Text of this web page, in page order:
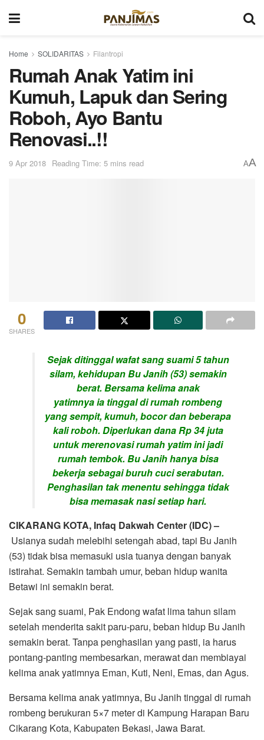
Home SOLIDARITAS Filantropi
Rumah Anak Yatim ini
Kumuh, Lapuk dan Sering
Roboh, Ayo Bantu
Renovasi..!!
9 Apr 2018 Reading Time: 5 mins read AA
0
SHARES
Sejak ditinggal wafat sang suami 5 tahun
silam, kehidupan Bu Janih (53) semakin
berat. Bersama kelima anak
yatimnya ia tinggal di rumah rombeng
yang sempit, kumuh, bocor dan beberapa
kali roboh. Diperlukan dana Rp 34 juta
untuk merenovasi rumah yatim ini jadi
rumah tembok. Bu Janih hanya bisa
bekerja sebagai buruh cuci serabutan.
Penghasilan tak menentu sehingga tidak
bisa memasak nasi setiap hari.
CIKARANG KOTA, Infaq Dakwah Center (IDC) –
Usianya sudah melebihi setengah abad, tapi Bu Janih
(53) tidak bisa memasuki usia tuanya dengan banyak
istirahat. Semakin tambah umur, beban hidup wanita
Betawi ini semakin berat.
Sejak sang suami, Pak Endong wafat lima tahun silam
setelah menderita sakit paru-paru, beban hidup Bu Janih
semakin berat. Tanpa penghasilan yang pasti, ia harus
pontang-panting membesarkan, merawat dan membiayai
kelima anak yatimnya Eman, Kuti, Neni, Emas, dan Agus.
Bersama kelima anak yatimnya, Bu Janih tinggal di rumah
rombeng berukuran 5×7 meter di Kampung Harapan Baru
Cikarang Kota, Kabupaten Bekasi, Jawa Barat.